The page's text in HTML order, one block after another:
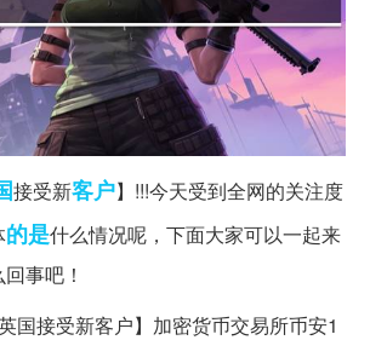
接受新客户】!!!今天受到全网的关注度
的是什么情况呢，下面大家可以一起来
事吧！
国接受新客户】加密货币交易所币安1